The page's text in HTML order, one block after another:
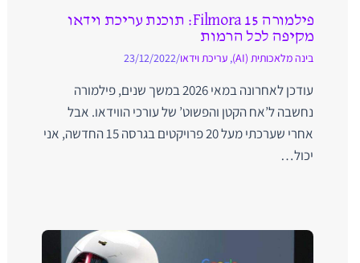
פילמורה 15 Filmora: תוכנת עריכת וידאו
מקיפה לכל הרמות
בינה מלאכותית (AI) , עריכת וידאו/
23/12/2022
עודכן לאחרונה במאי 2026 במשך שנים, פילמורה
נחשבה ל’אח הקטן והפשוט’ של עורכי הווידאו. אבל
אחרי שערכתי מעל 20 פרויקטים בגרסה 15 החדשה, אני
יכול…